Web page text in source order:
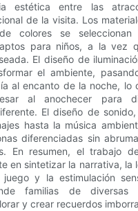
estética entre las
de la visita. Los
colores se
para niños, a la vez
El diseño de
el ambiente,
al encanto de la noche, lo
al anochecer para
El diseño de
hasta la música
diferenciadas sin
En resumen, el trabajo
en sintetizar la narrativa, la
juego y la estimulación
familias de diversas
y crear recuerdos